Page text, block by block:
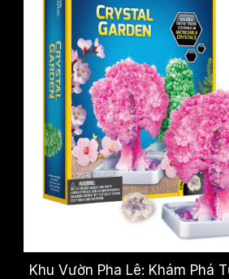
Khu Vườn Pha Lê: Khám Phá